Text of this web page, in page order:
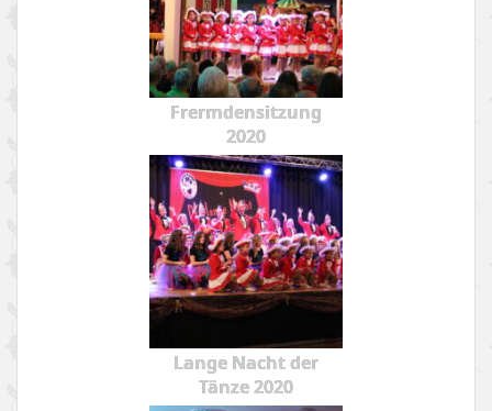
Frermdensitzung
2020
Lange Nacht der
Tänze 2020